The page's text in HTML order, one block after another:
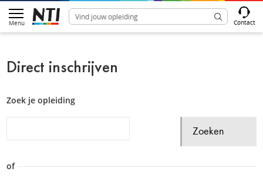
Menu Contact
Direct inschrijven
Zoek je opleiding
Zoeken
of